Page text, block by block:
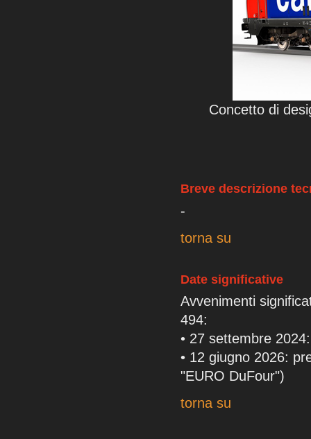
Concetto di
Breve descrizione
-
torna su
Date significative
Avvenimenti
494:
• 27 settembre
• 12 giugno 2026:
"EURO DuFour")
torna su